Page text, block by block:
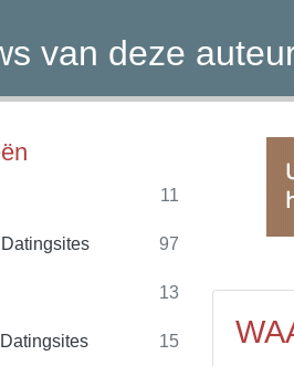
van deze
11
97
13
15